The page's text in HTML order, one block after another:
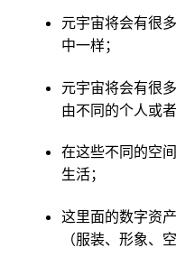
元宇宙将会有很
中一样；
元宇宙将会有很
由不同的个人或
在这些不同的空
生活；
这里面的数字资
（服装、形象、